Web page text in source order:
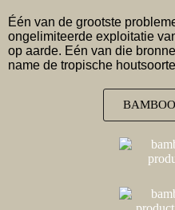
Één van de grootste
ongelimiteerde exploitatie
op aarde. Eén van die
name de tropische